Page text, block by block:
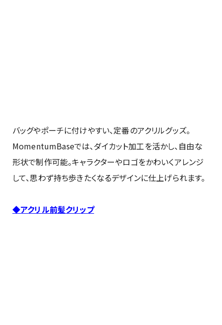
バッグやポーチに付けやすい、定番のアクリルグッズ。
MomentumBaseでは、ダイカット加工を活かし、自由な
形状で制作可能。キャラクターやロゴをかわいくアレンジ
して、思わず持ち歩きたくなるデザインに仕上げられます。
◆アクリル前髪クリップ